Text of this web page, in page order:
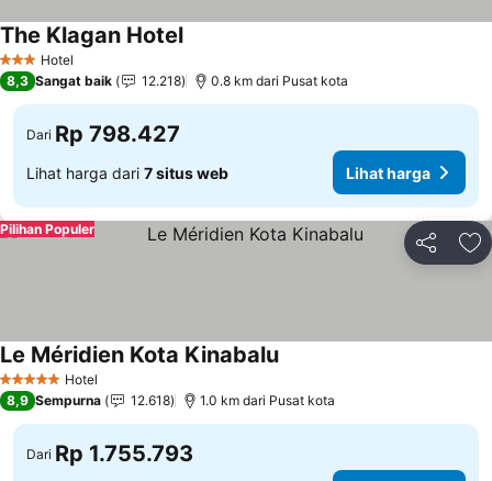
3 BintangHotel
The Klagan HotelLihat harga
8,3 Sangat baik 12.218 0.8 km dari Pusat kota
Dari Rp 798.427
Lihat harga dari 7 situs web Lihat harga
Bagikan
Pilihan Populer
5 Bintang Hotel
Le Méridien Kota KinabaluLihat harga
8,9 Sempurna 12.618 1.0 km dari Pusat kota
Dari Rp 1.755.793